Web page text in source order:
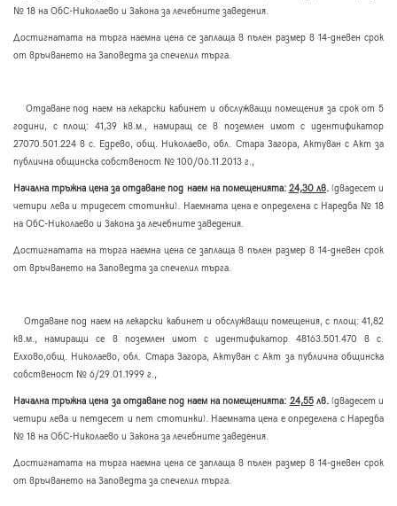
№ 18 на ОбС-Николаево и Закона за лечебните заведения.
Достигнатата на търга наемна цена се заплаща в пълен размер в 14-дневен срок
от връчването на Заповедта за спечелил търга.
Отдаване под наем на лекарски кабинет и обслужващи помещения за срок от 5
години, с площ: 41,39 кв.м., намиращ се в поземлен имот с идентификатор
27070.501.224 в с. Едрево, общ. Николаево, обл. Стара Загора, Актуван с Акт за
публична общинска собственост № 100/06.11.2013 г.,
Начална тръжна цена за отдаване под наем на помещенията: 24,30 лв.(двадесет и
четири лева и тридесет стотинки). Наемната цена е определена с Наредба № 18
на ОбС-Николаево и Закона за лечебните заведения.
Достигнатата на търга наемна цена се заплаща в пълен размер в 14-дневен срок
от връчването на Заповедта за спечелил търга.
Отдаване под наем на лекарски кабинет и обслужващи помещения, с площ: 41,82
кв.м., намиращи се в поземлен имот с идентификатор 48163.501.470 в с.
Елхово,общ. Николаево, обл. Стара Загора, Актуван с Акт за публична общинска
собственост № 6/29.01.1999 г.,
Начална тръжна цена за отдаване под наем на помещенията: 24,55лв. (двадесет и
четири лева и петдесет и пет стотинки). Наемната цена е определена с Наредба
№ 18 на ОбС-Николаево и Закона за лечебните заведения.
Достигнатата на търга наемна цена се заплаща в пълен размер в 14-дневен срок
от връчването на Заповедта за спечелил търга.